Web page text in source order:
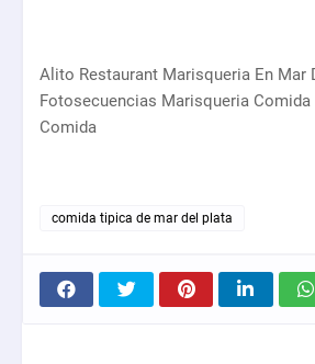
Alito Restaurant Marisqueria En Mar
Fotosecuencias Marisqueria Comida
Comida
comida tipica de mar del plata